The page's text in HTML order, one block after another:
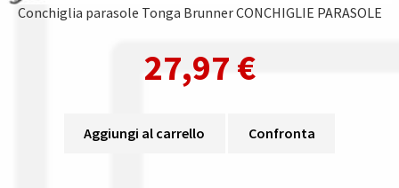
Conchiglia parasole Tonga Brunner CONCHIGLIE PARASOLE
27,97 €
Aggiungi al carrello Confronta